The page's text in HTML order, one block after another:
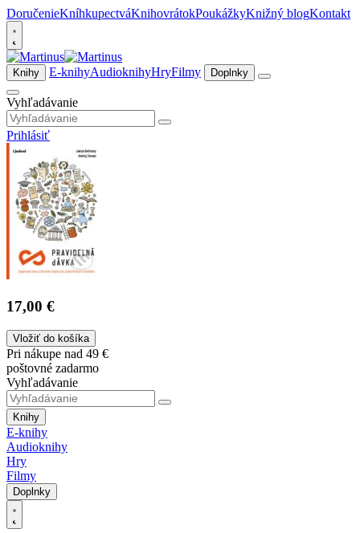
DoručenieKníhkupectváKnihovrátokPoukážkyKnižný blogKontakt
Knihy E-knihyAudioknihyHryFilmy Doplnky
Vyhľadávanie
Prihlásiť
17,00 €
Vložiť do košíka
Pri nákupe nad 49 €
poštovné zadarmo
Vyhľadávanie
Knihy
E-knihy
Audioknihy
Hry
Filmy
Doplnky